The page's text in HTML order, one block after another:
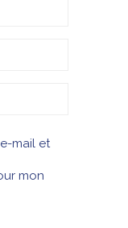
mail et
mon